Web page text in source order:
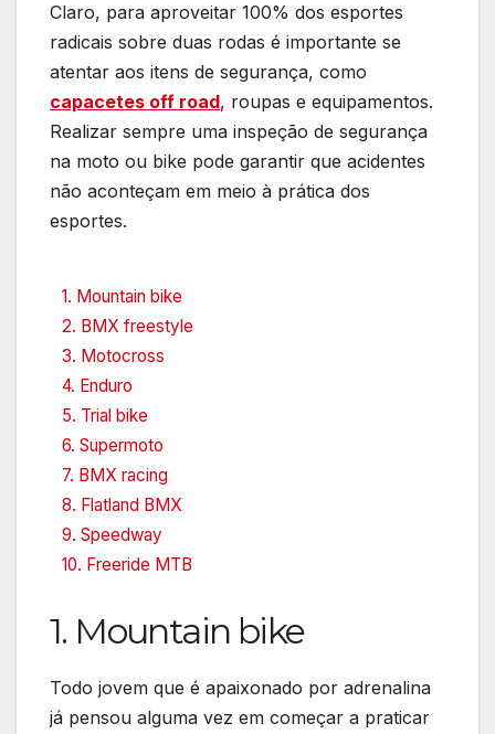
Claro, para aproveitar 100% dos esportes
radicais sobre duas rodas é importante se
atentar aos itens de segurança, como
capacetes off road, roupas e equipamentos.
Realizar sempre uma inspeção de segurança
na moto ou bike pode garantir que acidentes
não aconteçam em meio à prática dos
esportes.
1. Mountain bike
2. BMX freestyle
3. Motocross
4. Enduro
5. Trial bike
6. Supermoto
7. BMX racing
8. Flatland BMX
9. Speedway
10. Freeride MTB
1. Mountain bike
Todo jovem que é apaixonado por adrenalina
já pensou alguma vez em começar a praticar